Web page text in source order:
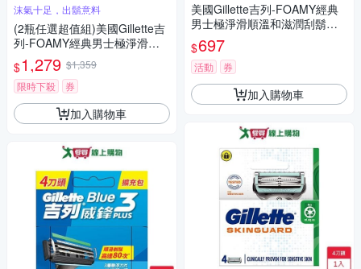
沫氣十足，出鬍意料
(2瓶任選超值組)美國Gillette吉
列-FOAMY經典男士極淨滑順
溫和滋潤刮鬍泡311g/瓶(軟化
鬍根刮除鬍鬚修容泡沫,舒緩保
養臉部剃鬚膏,男性潔顏舒適綿
密修鬍劑)
$1,279 $1,359
限時下殺
券
加入購物車
美國Gillette吉列-FOAMY經典
男士極淨滑順溫和滋潤刮鬍泡3
11g/瓶(軟化鬍根刮除鬍鬚修容
泡沫,舒緩保養臉部剃鬚膏,男性
潔顏舒適綿密修鬍劑)
$697
活動 券
加入購物車